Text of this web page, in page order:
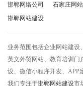
邯郸网络公司 石家庄网
邯郸网站建设
业务范围包括企业网站建设
英文外贸网站、教育培训门
设、微信小程序开发、APP
我们专注于邯郸网站建设市